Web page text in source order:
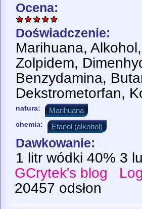
Ocena:
Doświadczenie:
Marihuana,
Zolpidem,
Benzydamina,
Dekstrometorfan,
natura: Marihuana
chemia: Etanol (alkohol)
Dawkowanie:
1 litr wódki 40% 3
GCrytek's blog
20457 odsłon